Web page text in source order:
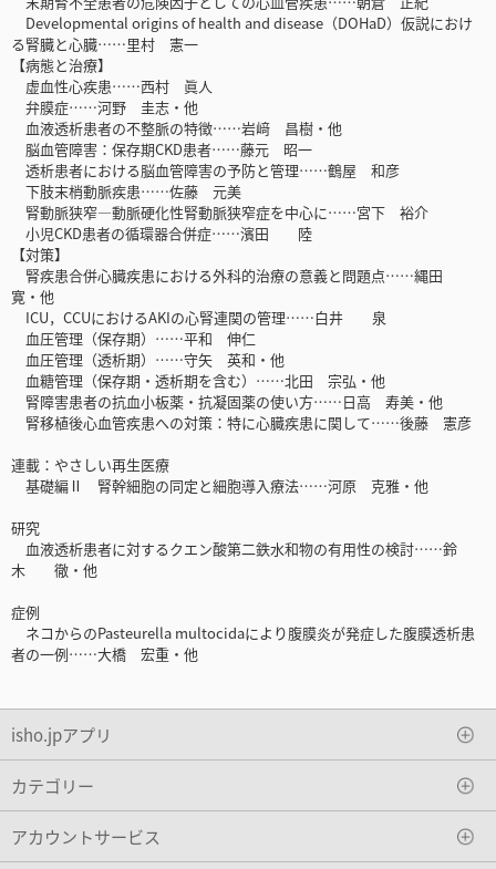
Developmental origins of health and disease（DOHaD）仮説におけ
る腎臓と心臓……里村 憲一
【病態と治療】
虚血性心疾患……西村 眞人
弁膜症……河野 圭志・他
血液透析患者の不整脈の特徴……岩﨑 昌樹・他
脳血管障害：保存期CKD患者……藤元 昭一
透析患者における脳血管障害の予防と管理……鶴屋 和彦
下肢末梢動脈疾患……佐藤 元美
腎動脈狭窄―動脈硬化性腎動脈狭窄症を中心に……宮下 裕介
小児CKD患者の循環器合併症……濱田 陸
【対策】
腎疾患合併心臓疾患における外科的治療の意義と問題点……縄田
寛・他
ICU，CCUにおけるAKIの心腎連関の管理……白井 泉
血圧管理（保存期）……平和 伸仁
血圧管理（透析期）……守矢 英和・他
血糖管理（保存期・透析期を含む）……北田 宗弘・他
腎障害患者の抗血小板薬・抗凝固薬の使い方……日高 寿美・他
腎移植後心血管疾患への対策：特に心臓疾患に関して……後藤 憲彦
連載：やさしい再生医療
基礎編Ⅱ 腎幹細胞の同定と細胞導入療法……河原 克雅・他
研究
血液透析患者に対するクエン酸第二鉄水和物の有用性の検討……鈴
木 徹・他
症例
ネコからのPasteurella multocidaにより腹膜炎が発症した腹膜透析患
者の一例……大橋 宏重・他
isho.jpアプリ
カテゴリー
アカウントサービス